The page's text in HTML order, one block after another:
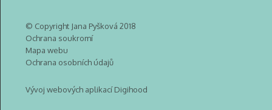
© Copyright Jana Pyšková 2018
Ochrana soukromí
Mapa webu
Ochrana osobních údajů
Vývoj webových aplikací Digihood